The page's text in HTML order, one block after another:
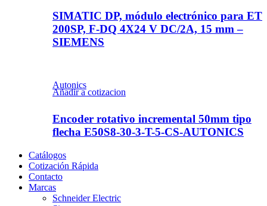
SIMATIC DP, módulo electrónico para ET
200SP, F-DQ 4X24 V DC/2A, 15 mm –
SIEMENS
Autonics
Añadir a cotizacion
Encoder rotativo incremental 50mm tipo
flecha E50S8-30-3-T-5-CS-AUTONICS
Catálogos
Cotización Rápida
Contacto
Marcas
Schneider Electric